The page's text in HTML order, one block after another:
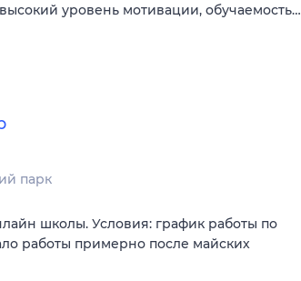
уровень мотивации, обучаемость…
парк
школы. Условия: график работы по
работы примерно после майских